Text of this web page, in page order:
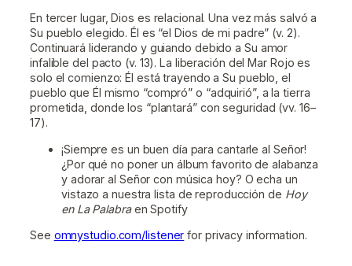
En tercer lugar, Dios es relacional. Una vez más salvó a
Su pueblo elegido. Él es “el Dios de mi padre” (v. 2).
Continuará liderando y guiando debido a Su amor
infalible del pacto (v. 13). La liberación del Mar Rojo es
solo el comienzo: Él está trayendo a Su pueblo, el
pueblo que Él mismo “compró” o “adquirió”, a la tierra
prometida, donde los “plantará” con seguridad (vv. 16–
17).
¡Siempre es un buen día para cantarle al Señor!
¿Por qué no poner un álbum favorito de alabanza
y adorar al Señor con música hoy? O echa un
vistazo a nuestra lista de reproducción de Hoy
en La Palabraen Spotify
See omnystudio.com/listener for privacy information.